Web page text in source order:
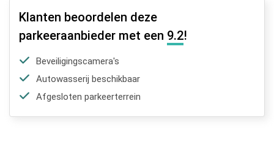
Klanten beoordelen deze
parkeeraanbieder met een 9.2!
Beveiligingscamera's
Autowasserij beschikbaar
Afgesloten parkeerterrein